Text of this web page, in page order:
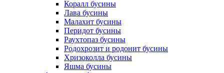
Коралл бусины
Лава бусины
Малахит бусины
Перидот бусины
Раухтопаз бусины
Родохрозит и родонит бусины
Хризоколла бусины
Яшма бусины